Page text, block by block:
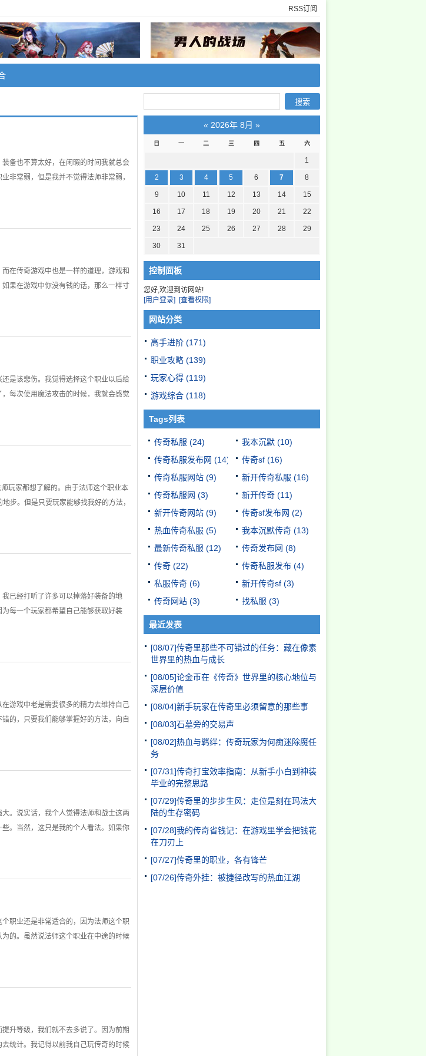
RSS订阅
备也不算太好，在闲暇的时间我就总会
非常弱，但是我并不觉得法师非常弱，
在传奇游戏中也是一样的道理，游戏和
果在游戏中你没有钱的话，那么一样寸
是该悲伤。我觉得选择这个职业以后给
每次使用魔法攻击的时候，我就会感觉
玩家都想了解的。由于法师这个职业本
步。但是只要玩家能够找我好的方法，
已经打听了许多可以掉落好装备的地
每一个玩家都希望自己能够获取好装
游戏中老是需要很多的精力去维持自己
的，只要我们能够掌握好的方法，向自
。说实话，我个人觉得法师和战士这两
。当然，这只是我的个人看法。如果你
职业还是非常适合的，因为法师这个职
的。虽然说法师这个职业在中途的时候
升等级，我们就不去多说了。因为前期
统计。我记得以前我自己玩传奇的时候
« 2026年 8月 »
日 一 二 三 四 五 六
1
2 3 4 5 6 7 8
9 10 11 12 13 14 15
16 17 18 19 20 21 22
23 24 25 26 27 28 29
30 31
控制面板
您好,欢迎到访网站!
[用户登录]
[查看权限]
网站分类
高手进阶 (171)
职业攻略 (139)
玩家心得 (119)
游戏综合 (118)
Tags列表
传奇私服 (24) 我本沉默 (10)
传奇私服发布网 (14) 传奇sf (16)
传奇私服网站 (9) 新开传奇私服 (16)
传奇私服网 (3) 新开传奇 (11)
新开传奇网站 (9) 传奇sf发布网 (2)
热血传奇私服 (5) 我本沉默传奇 (13)
最新传奇私服 (12) 传奇发布网 (8)
传奇 (22) 传奇私服发布 (4)
私服传奇 (6) 新开传奇sf (3)
传奇网站 (3) 找私服 (3)
最近发表
[08/07]传奇里那些不可错过的任务：藏在像素
世界里的热血与成长
[08/05]论金币在《传奇》世界里的核心地位与
深层价值
[08/04]新手玩家在传奇里必须留意的那些事
[08/03]石墓旁的交易声
[08/02]热血与羁绊：传奇玩家为何痴迷除魔任
务
[07/31]传奇打宝效率指南：从新手小白到神装
毕业的完整思路
[07/29]传奇里的步步生风：走位是刻在玛法大
陆的生存密码
[07/28]我的传奇省钱记：在游戏里学会把钱花
在刀刃上
[07/27]传奇里的职业，各有锋芒
[07/26]传奇外挂：被捷径改写的热血江湖